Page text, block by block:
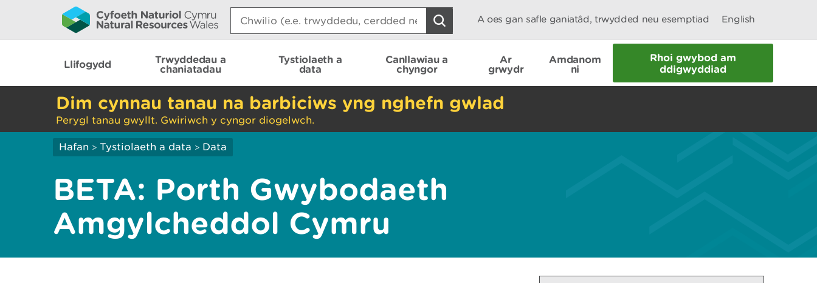
Search:
A oes gan safle ganiatâd, trwydded neu esemptiad English
Llifogydd
Trwyddedau a
chaniatadau
Tystiolaeth a
data
Canllawiau a
chyngor
Ar
grwydr
Amdanom
ni
Rhoi gwybod am
ddigwyddiad
Dim cynnau tanau na barbiciws yng nghefn gwlad
Perygl tanau gwyllt. Gwiriwch y cyngor diogelwch.
Hafan > Tystiolaeth a data > Data
BETA: Porth Gwybodaeth
Amgylcheddol Cymru